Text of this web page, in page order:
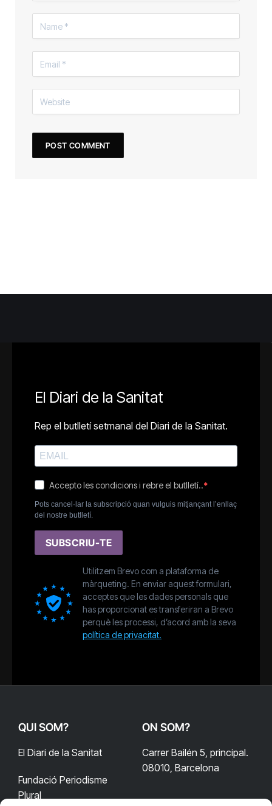
El Diari de la Sanitat
Rep el butlletí setmanal del Diari de la Sanitat.
Accepto les condicions i rebre el butlletí..
Pots cancel·lar la subscripció quan vulguis mitjançant l’enllaç
del nostre butlletí.
SUBSCRIU-TE
Utilitzem Brevo com a plataforma de
màrqueting. En enviar aquest formulari,
acceptes que les dades personals que
has proporcionat es transferiran a Brevo
perquè les processi, d’acord amb la seva
política de privacitat.
QUI SOM?
El Diari de la Sanitat
Fundació Periodisme
Plural
ON SOM?
Carrer Bailén 5, principal.
08010, Barcelona